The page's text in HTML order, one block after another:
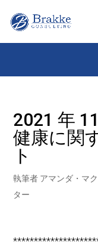
2021 年
健康に関
ト
執筆者 アマンダ・マ
ター